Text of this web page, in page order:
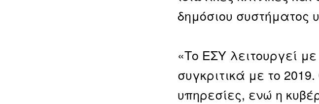
δημόσιου συστήματος
«Το ΕΣΥ λειτουργεί
συγκριτικά με το
υπηρεσίες, ενώ η